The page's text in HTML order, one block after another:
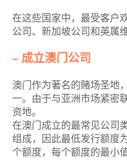
在这些国家中，最受客户
公司、新加坡公司和英属
– 成立澳门公司
澳门作为著名的赌场圣地
一。由于与亚洲市场紧密
资地。
在澳门成立的最常见公司
组成，因此最低发行额度
个额度，每个额度的最小